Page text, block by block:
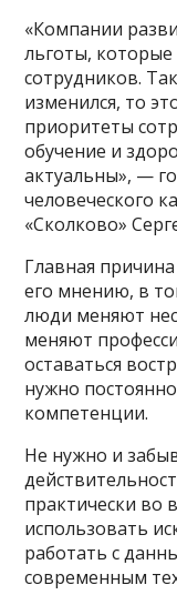
«Компании
льготы,
сотрудников.
изменился, то
приоритеты
обучение и
актуальны», —
человеческого
«Сколково»
Главная
его мнению, в
люди меняют
меняют
оставаться
нужно
компетенции.
Не нужно и
практически во
использовать
работать с
современным